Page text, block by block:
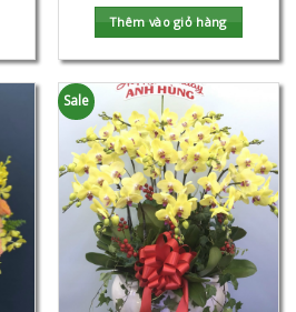
Thêm vào giỏ hàng
Sale